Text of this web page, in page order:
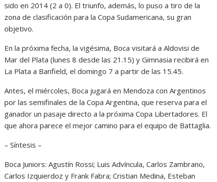
sido en 2014 (2 a 0). El triunfo, además, lo puso a tiro de la
zona de clasificación para la Copa Sudamericana, su gran
objetivo.
En la próxima fecha, la vigésima, Boca visitará a Aldovisi de
Mar del Plata (lunes 8 desde las 21.15) y Gimnasia recibirá en
La Plata a Banfield, el domingo 7 a partir de las 15.45.
Antes, el miércoles, Boca jugará en Mendoza con Argentinos
por las semifinales de la Copa Argentina, que reserva para el
ganador un pasaje directo a la próxima Copa Libertadores. El
que ahora parece el mejor camino para el equipo de Battaglia.
– Síntesis –
Boca Juniors: Agustín Rossi; Luis Advíncula, Carlos Zambrano,
Carlos Izquierdoz y Frank Fabra; Cristian Medina, Esteban